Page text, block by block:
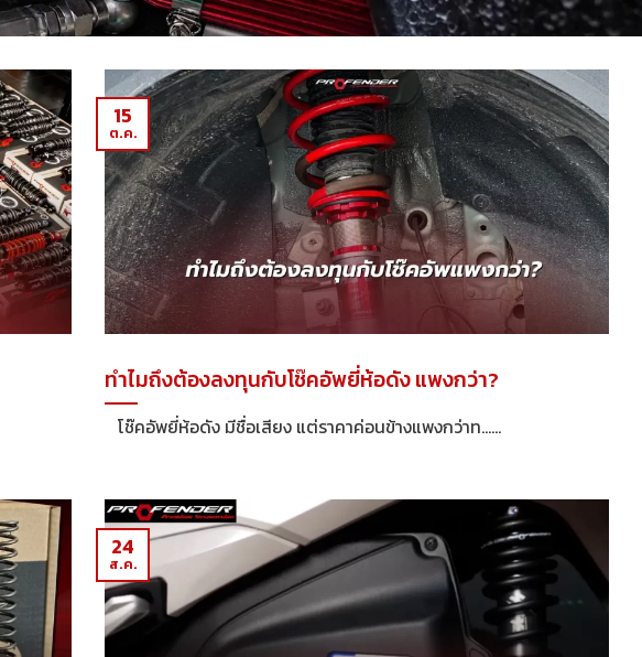
ทำไมถึงต้องลงทุนกับโช๊คอัพยี่ห้อดัง แพงกว่า?
โช๊คอัพยี่ห้อดัง มีชื่อเสียง แต่ราคาค่อนข้างแพงกว่าท......
15
ต.ค.
24
ส.ค.